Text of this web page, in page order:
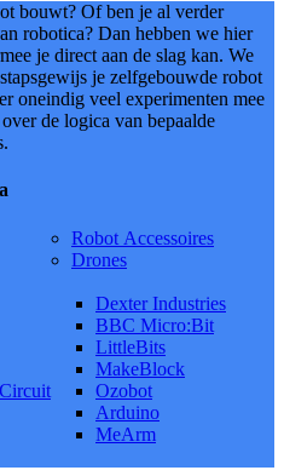
bouwt? Of ben je al verder
robotica? Dan hebben we hier
je direct aan de slag kan. We
je zelfgebouwde robot
oneindig veel experimenten mee
de logica van bepaalde
Robot Accessoires
Drones
Dexter Industries
BBC Micro:Bit
LittleBits
MakeBlock
Ozobot
Arduino
MeArm